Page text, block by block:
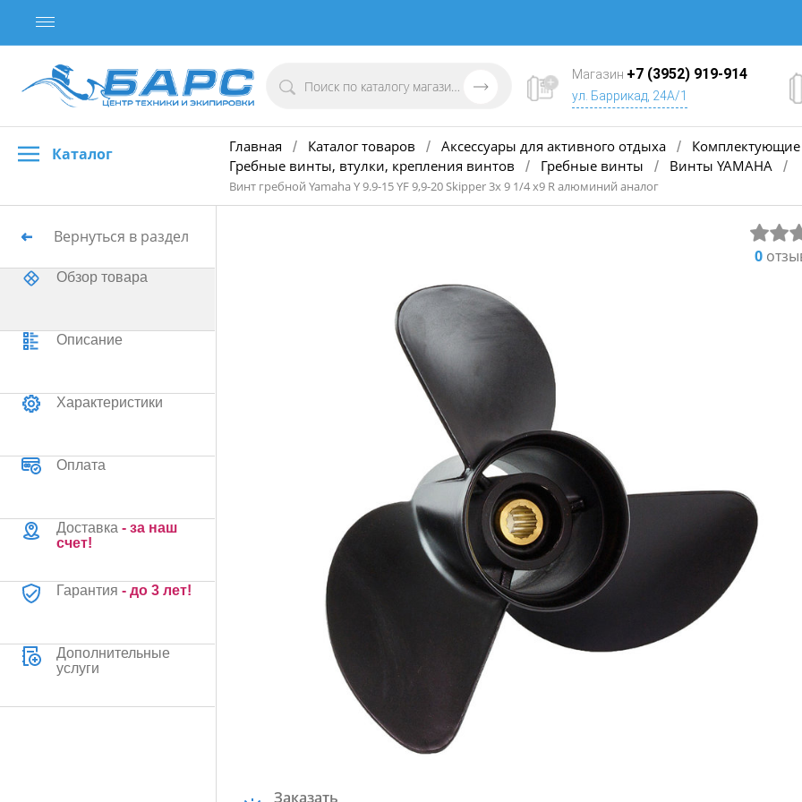
Магазин +7 (3952) 919-914
ул. Баррикад, 24А/1
Каталог Главная / Каталог товаров / Аксессуары для активного отдыха /
Гребные винты, втулки, крепления винтов
/ Гребные винты / Винты YAMAHA /
Винт гребной Yamaha Y 9.9-15 YF 9,9-20 Skipper 3х 9 1/4 х9 R алюминий аналог
Вернуться в раздел
Обзор товара
Описание
Характеристики
Оплата
Доставка - за наш
счет!
Гарантия - до 3 лет!
Дополнительные
услуги
0
Заказать